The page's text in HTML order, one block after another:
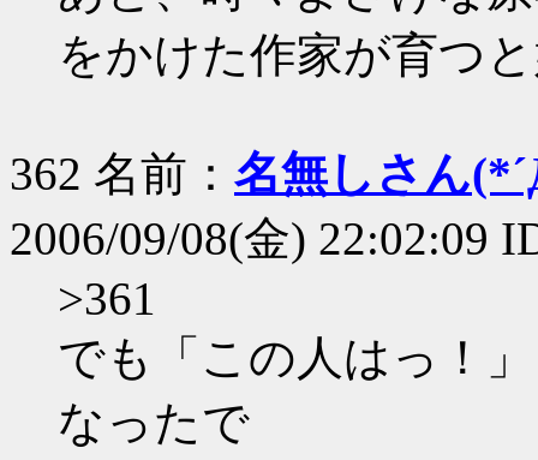
をかけた作家が育つ
362 名前： 名無しさん
2006/09/08(金) 22:02:09
>361
でも「この人はっ！
なったで